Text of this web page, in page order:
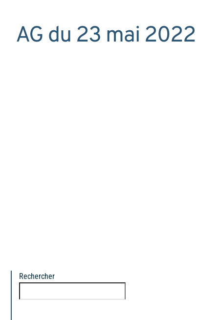
AG du 23 mai 2022
Rechercher